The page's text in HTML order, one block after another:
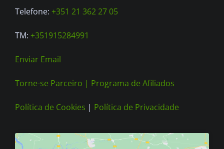
the
page
Telefone: +351 21 362 27 05
TM: +351915284991
Enviar Email
Torne-se Parceiro | Programa de Afiliados
Política de Cookies | Política de Privacidade